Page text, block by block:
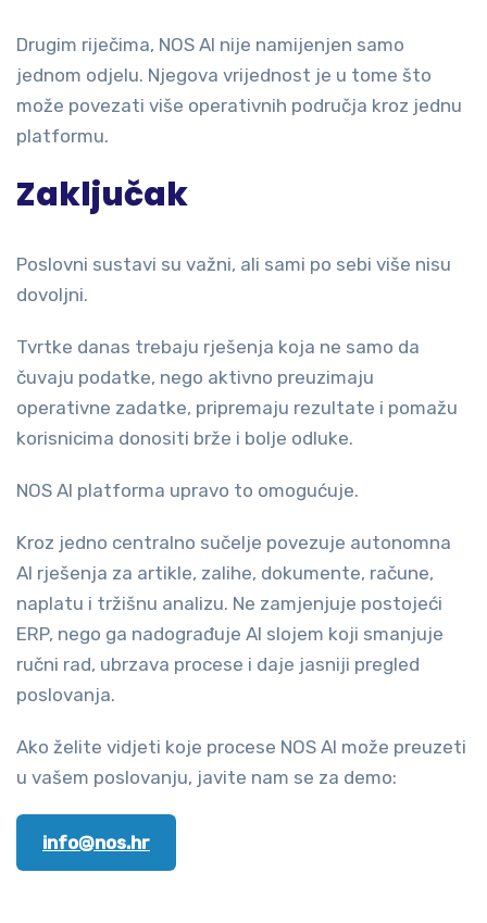
Drugim riječima, NOS AI nije namijenjen samo
jednom odjelu. Njegova vrijednost je u tome što
može povezati više operativnih područja kroz jednu
platformu.
Zaključak
Poslovni sustavi su važni, ali sami po sebi više nisu
dovoljni.
Tvrtke danas trebaju rješenja koja ne samo da
čuvaju podatke, nego aktivno preuzimaju
operativne zadatke, pripremaju rezultate i pomažu
korisnicima donositi brže i bolje odluke.
NOS AI platforma upravo to omogućuje.
Kroz jedno centralno sučelje povezuje autonomna
AI rješenja za artikle, zalihe, dokumente, račune,
naplatu i tržišnu analizu. Ne zamjenjuje postojeći
ERP, nego ga nadograđuje AI slojem koji smanjuje
ručni rad, ubrzava procese i daje jasniji pregled
poslovanja.
Ako želite vidjeti koje procese NOS AI može preuzeti
u vašem poslovanju, javite nam se za demo:
info@nos.hr